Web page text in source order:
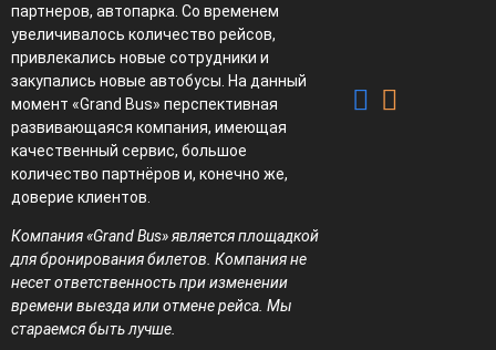
партнеров, автопарка. Со временем
увеличивалось количество рейсов,
привлекались новые сотрудники и
закупались новые автобусы. На данный
момент «Grand Bus» перспективная
развивающаяся компания, имеющая
качественный сервис, большое
количество партнёров и, конечно же,
доверие клиентов.
Компания «Grand Bus» является площадкой
для бронирования билетов. Компания не
несет ответственность при изменении
времени выезда или отмене рейса. Мы
стараемся быть лучше.